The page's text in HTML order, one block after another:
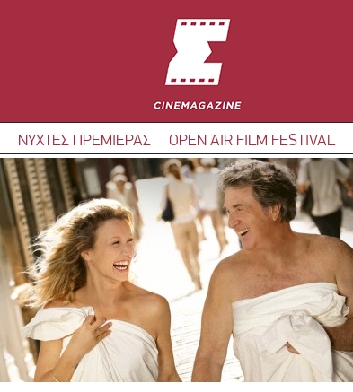
ΝΥΧΤΕΣ ΠΡΕΜΙΕΡΑΣ OPEN AIR FILM FESTIVAL